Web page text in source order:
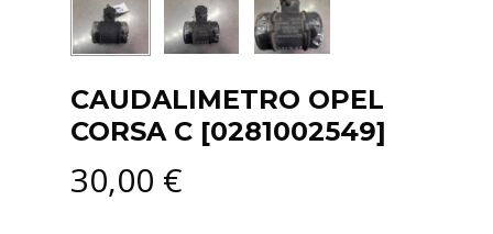
CAUDALIMETRO OPEL
CORSA C [0281002549]
30,00 €